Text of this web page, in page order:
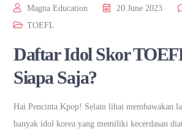
Magna Education 20 June 2023
TOEFL
Daftar Idol Skor
Siapa Saja?
Hai Pencinta Kpop! Selain lihai membawakan
banyak idol korea yang memiliki kecerdasan